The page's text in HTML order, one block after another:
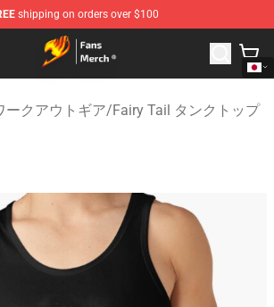
shipping on orders over $100
- Official Fairy Tail Merchandise Shop
ークアウトギア/Fairy Tail タンクトップ